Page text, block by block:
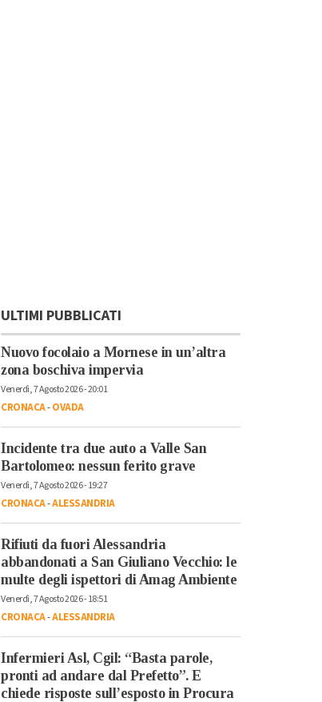
ULTIMI PUBBLICATI
Nuovo focolaio a Mornese in un’altra
zona boschiva impervia
Venerdì, 7 Agosto 2026 - 20:01
CRONACA-OVADA
Incidente tra due auto a Valle San
Bartolomeo: nessun ferito grave
Venerdì, 7 Agosto 2026 - 19:27
CRONACA-ALESSANDRIA
Rifiuti da fuori Alessandria
abbandonati a San Giuliano Vecchio: le
multe degli ispettori di Amag Ambiente
Venerdì, 7 Agosto 2026 - 18:51
CRONACA-ALESSANDRIA
Infermieri Asl, Cgil: “Basta parole,
pronti ad andare dal Prefetto”. E
chiede risposte sull’esposto in Procura